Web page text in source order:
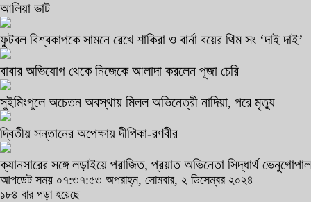
আলিয়া ভাট
ফুটবল বিশ্বকাপকে সামনে রেখে শাকিরা ও বার্না বয়ের থিম সং ‘দাই দাই’
বাবার অভিযোগ থেকে নিজেকে আলাদা করলেন পূজা চেরি
সুইমিংপুলে অচেতন অবস্থায় মিলল অভিনেত্রী নাদিয়া, পরে মৃত্যু
দ্বিতীয় সন্তানের অপেক্ষায় দীপিকা-রণবীর
ক্যানসারের সঙ্গে লড়াইয়ে পরাজিত, প্রয়াত অভিনেতা সিদ্ধার্থ ভেনুগোপাল
আপডেট সময় ০৭:৩৭:৫৩ অপরাহ্ন, সোমবার, ২ ডিসেম্বর ২০২৪
১৮৪ বার পড়া হয়েছে